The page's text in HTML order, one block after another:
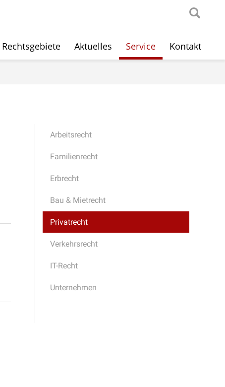
Rechtsgebiete Aktuelles Service Kontakt
Arbeitsrecht
Familienrecht
Erbrecht
Bau & Mietrecht
Privatrecht
Verkehrsrecht
IT-Recht
Unternehmen